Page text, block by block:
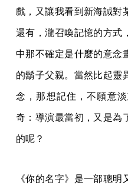
戲，又讓我看到新海誠對
還有，瀧召喚記憶的方式
中那不確定是什麼的意念
的鬍子父親。當然比起靈
念，那想記住，不願意
奇：導演最當初，又是為
的呢？
《你的名字》是一部聰